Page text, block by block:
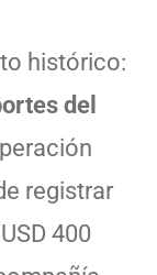
histórico:
del
registrar
400